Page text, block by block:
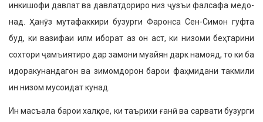
инкишофи давлат ва давлатдориро низ ҷузъи фалсафа медо­
над. Ҳанӯз мутафаккири бузурги Фаронса Сен-Симон гуфта
буд, ки вазифаи илм иборат аз он аст, ки низоми беҳтарини
сохтори ҷамъиятиро дар замони муайян дарк намояд, то ки ба
идоракунандагон ва зимомдорон барои фаҳмидани такми­ли
ин низом мусоидат кунад.
Ин масъала барои халқҳое, ки таъри­хи ғанӣ ва сарвати бузурги